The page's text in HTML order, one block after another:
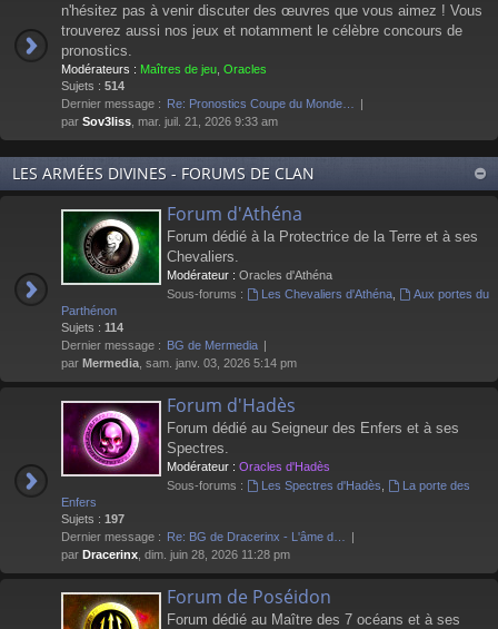
n'hésitez pas à venir discuter des œuvres que vous aimez ! Vous
trouverez aussi nos jeux et notamment le célèbre concours de
pronostics.
Modérateurs : Maîtres de jeu Oracles
Sujets : 514
Dernier message : Re: Pronostics Coupe du Monde…
par Sov3liss , mar. juil. 21, 2026 9:33 am
LES ARMÉES DIVINES - FORUMS DE CLAN
Forum d'Athéna
Forum dédié à la Protectrice de la Terre et à ses
Chevaliers.
Modérateur : Oracles d'Athéna
Sous-forums :
Les Chevaliers d'Athéna,
Aux portes du
Parthénon
Sujets : 114
Dernier message : BG de Mermedia
par Mermedia , sam. janv. 03, 2026 5:14 pm
Forum d'Hadès
Forum dédié au Seigneur des Enfers et à ses
Spectres.
Modérateur : Oracles d'Hadès
Sous-forums :
Les Spectres d'Hadès
La porte des
Enfers
Sujets : 197
Dernier message : Re: BG de Dracerinx - L'âme d…
par Dracerinx , dim. juin 28, 2026 11:28 pm
Forum de Poséidon
Forum dédié au Maître des 7 océans et à ses